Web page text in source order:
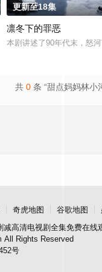
带着滔天恨意，在屠刀落
势中坚守初心、勇敢面
漫画《吾凰在上》。现
更新至18集
凛冬下的罪恶
本剧讲述了90年代末，怒
共 0 条 “甜点妈妈林小
奇虎地图 谷歌地图
高清电视剧全集免费在线
All Rights Reserved
号